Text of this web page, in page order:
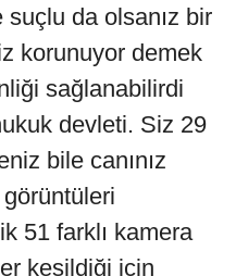
suçlu da olsanız bir
korunuyor demek
sağlanabilirdi
devleti. Siz 29
bile canınız
görüntüleri
51 farklı kamera
kesildiği için